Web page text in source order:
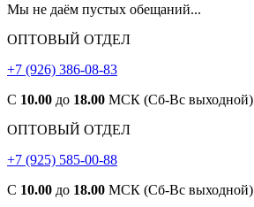
Мы не даём пустых обещаний...
ОПТОВЫЙ ОТДЕЛ
+7 (926) 386-08-83
С 10.00 до 18.00 МСК (Сб-Вс выходной)
ОПТОВЫЙ ОТДЕЛ
+7 (925) 585-00-88
С 10.00 до 18.00 МСК (Сб-Вс выходной)